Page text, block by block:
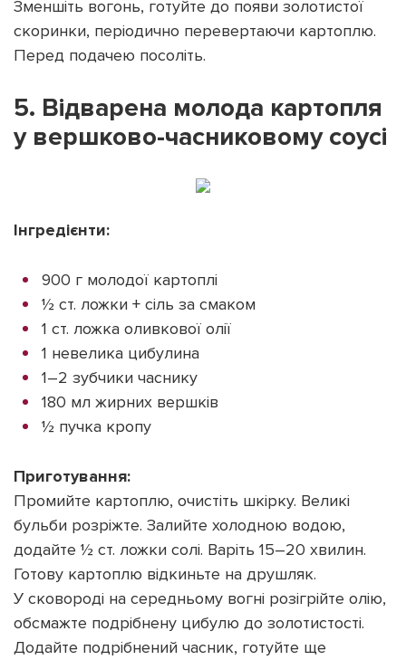
Зменшіть вогонь, готуйте до появи золотистої
скоринки, періодично перевертаючи картоплю.
Перед подачею посоліть.
5. Відварена молода картопля
у вершково-часниковому соусі
Інгредієнти:
900 г молодої картоплі
½ ст. ложки + сіль за смаком
1 ст. ложка оливкової олії
1 невелика цибулина
1–2 зубчики часнику
180 мл жирних вершків
½ пучка кропу
Приготування:
Промийте картоплю, очистіть шкірку. Великі
бульби розріжте. Залийте холодною водою,
додайте ½ ст. ложки солі. Варіть 15–20 хвилин.
Готову картоплю відкиньте на друшляк.
У сковороді на середньому вогні розігрійте олію,
обсмажте подрібнену цибулю до золотистості.
Додайте подрібнений часник, готуйте ще